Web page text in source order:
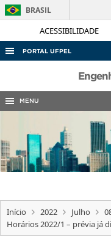
ACESSIBILIDADE
BRASIL
PORTAL UFPEL
ACESSO À INFORMAÇÃO
AUDITORIA
CONCURSOS
EDITAIS
MENU
Início 2022 Julho
Horários 2022/1 – prévia já